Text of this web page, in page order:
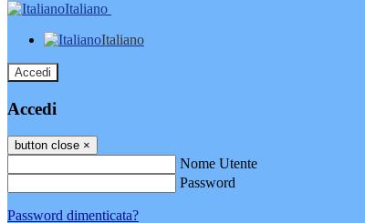
Italiano
Italiano
Accedi
Accedi
button close ×
Nome Utente
Password
Password dimenticata?